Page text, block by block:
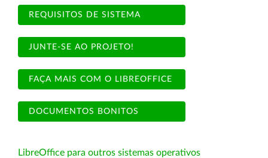
REQUISITOS DE SISTEMA
JUNTE-SE AO PROJETO!
FAÇA MAIS COM O LIBREOFFICE
DOCUMENTOS BONITOS
LibreOffice para outros sistemas operativos